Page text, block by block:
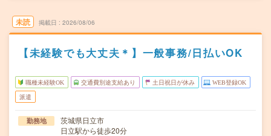
未読 掲載日 2026/08/06
【未経験でも大丈夫＊】一般事務/日払いOK
職種未経験OK 交通費別途支給あり 土日祝日が休み WEB登録OK
派遣
勤務地
茨城県日立市
日立駅から徒歩20分